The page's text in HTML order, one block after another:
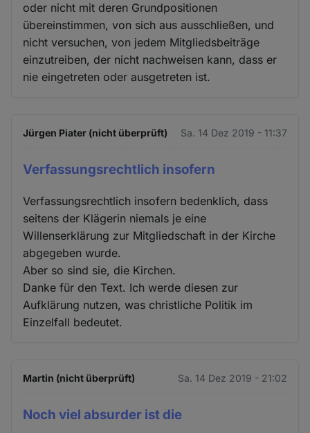
oder nicht mit deren Grundpositionen
übereinstimmen, von sich aus ausschließen, und
nicht versuchen, von jedem Mitgliedsbeiträge
einzutreiben, der nicht nachweisen kann, dass er
nie eingetreten oder ausgetreten ist.
Jürgen Piater (nicht überprüft) Sa. 14 Dez 2019 - 11:37
Verfassungsrechtlich insofern
Verfassungsrechtlich insofern bedenklich, dass
seitens der Klägerin niemals je eine
Willenserklärung zur Mitgliedschaft in der Kirche
abgegeben wurde.
Aber so sind sie, die Kirchen.
Danke für den Text. Ich werde diesen zur
Aufklärung nutzen, was christliche Politik im
Einzelfall bedeutet.
Martin (nicht überprüft) Sa. 14 Dez 2019 - 21:02
Noch viel absurder ist die